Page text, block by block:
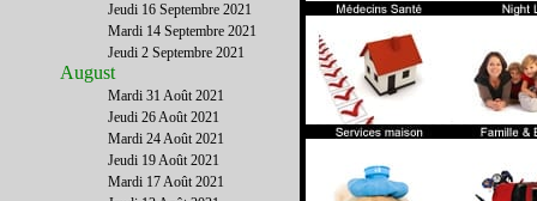
Jeudi 16 Septembre 2021
Mardi 14 Septembre 2021
Jeudi 2 Septembre 2021
August
Mardi 31 Août 2021
Jeudi 26 Août 2021
Mardi 24 Août 2021
Jeudi 19 Août 2021
Mardi 17 Août 2021